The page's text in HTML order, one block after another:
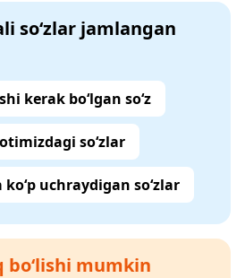
so‘zlar jamlangan
kerak bo‘lgan so‘z
so‘zlar
uchraydigan so‘zlar
bo‘lishi mumkin